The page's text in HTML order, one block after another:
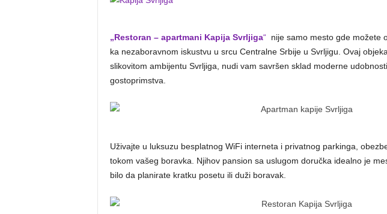
„Restoran – apartmani Kapija Svrljiga“nije samo mesto gde možete
ka nezaboravnom iskustvu u srcu Centralne Srbije u Svrljigu. Ovaj
slikovitom ambijentu Svrljiga, nudi vam savršen sklad moderne
gostoprimstva.
Uživajte u luksuzu besplatnog WiFi interneta i privatnog parkinga,
tokom vašeg boravka. Njihov pansion sa uslugom doručka idealno je
bilo da planirate kratku posetu ili duži boravak.